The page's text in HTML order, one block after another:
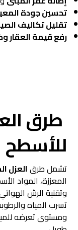
تحسين جودة
تقليل تكاليف
رفع قيمة العقار
طرق
للأسطح
تشمل طرقالعزل
المعززة، المواد
وتقنية الرش
تسرب المياه
ومستوى تعرضه